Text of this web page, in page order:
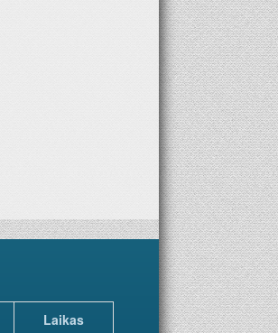
laikraštis!
Laikas